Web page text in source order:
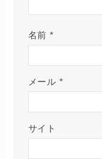
名前 *
メール *
サイト